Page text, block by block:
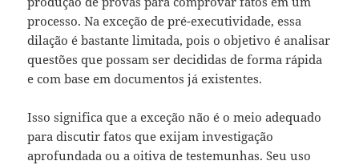
processo. Na exceção de pré-executividade, essa
dilação é bastante limitada, pois o objetivo é analisar
questões que possam ser decididas de forma rápida
e com base em documentos já existentes.
Isso significa que a exceção não é o meio adequado
para discutir fatos que exijam investigação
aprofundada ou a oitiva de testemunhas. Seu uso